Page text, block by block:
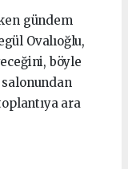
gündem
Ovalıoğlu,
böyle
ara